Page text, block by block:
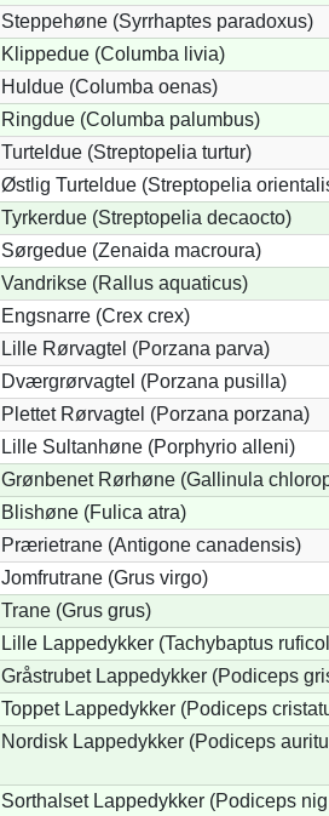
Steppehøne (Syrrhaptes paradoxus)
Klippedue (Columba livia)
Huldue (Columba oenas)
Ringdue (Columba palumbus)
Turteldue (Streptopelia turtur)
Østlig Turteldue (Streptopelia
Tyrkerdue (Streptopelia decaocto)
Sørgedue (Zenaida macroura)
Vandrikse (Rallus aquaticus)
Engsnarre (Crex crex)
Lille Rørvagtel (Porzana parva)
Dværgrørvagtel (Porzana pusilla)
Plettet Rørvagtel (Porzana porzana)
Lille Sultanhøne (Porphyrio alleni)
Grønbenet Rørhøne (Gallinula
Blishøne (Fulica atra)
Prærietrane (Antigone canadensis)
Jomfrutrane (Grus virgo)
Trane (Grus grus)
Lille Lappedykker (Tachybaptus
Gråstrubet Lappedykker (Podiceps
Toppet Lappedykker (Podiceps
Nordisk Lappedykker (Podiceps
Sorthalset Lappedykker (Podiceps